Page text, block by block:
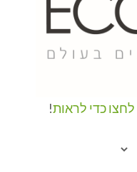
לחצו כדי לראות!